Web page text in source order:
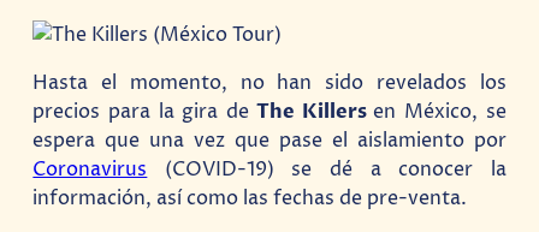
Hasta el momento, no han sido revelados los
precios para la gira deThe Killersen México, se
espera que una vez que pase el aislamiento por
Coronavirus (COVID-19) se dé a conocer la
información, así como las fechas de pre-venta.